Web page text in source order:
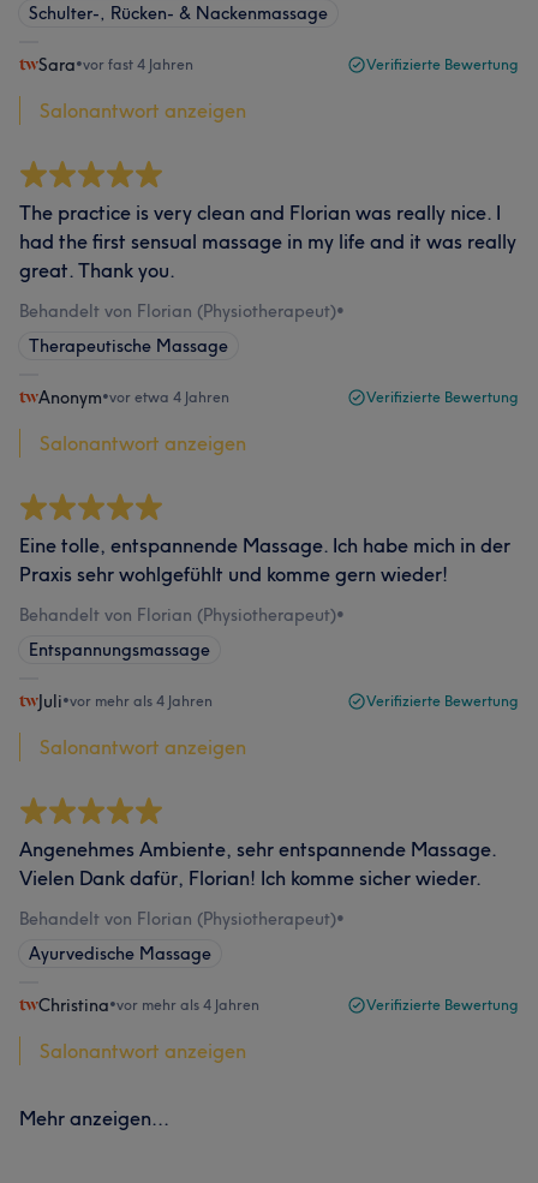
Schulter-, Rücken- & Nackenmassage
Sara•vor fast 4 Jahren Verifizierte Bewertung
Salonantwort anzeigen
The practice is very clean and Florian was really nice. I
had the first sensual massage in my life and it was really
great. Thank you.
Behandelt von Florian (Physiotherapeut)•
Therapeutische Massage
Anonym•vor etwa 4 Jahren Verifizierte Bewertung
Salonantwort anzeigen
Eine tolle, entspannende Massage. Ich habe mich in der
Praxis sehr wohlgefühlt und komme gern wieder!
Behandelt von Florian (Physiotherapeut)•
Entspannungsmassage
Juli•vor mehr als 4 Jahren Verifizierte Bewertung
Salonantwort anzeigen
Angenehmes Ambiente, sehr entspannende Massage.
Vielen Dank dafür, Florian! Ich komme sicher wieder.
Behandelt von Florian (Physiotherapeut)•
Ayurvedische Massage
Christina•vor mehr als 4 Jahren Verifizierte Bewertung
Salonantwort anzeigen
Mehr anzeigen...